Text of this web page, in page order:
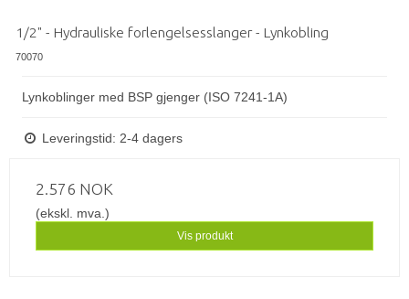
1/2" - Hydrauliske forlengelsesslanger - Lynkobling
70070
Lynkoblinger med BSP gjenger (ISO 7241-1A)
Leveringstid: 2-4 dagers
2.576 NOK
(ekskl. mva.)
Vis produkt